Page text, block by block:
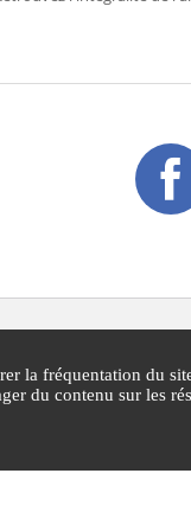
la fréquentation du
du contenu sur les